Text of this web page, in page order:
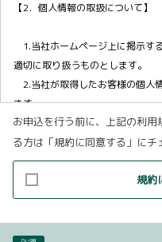
【2．個人情報の取扱について】
1.当社ホームページ上に掲示す
適切に取り扱うものとします。
2.当社が取得したお客様の個人
ます。
(1)お客様リクエストに対応す
連絡
(2)お客様から照会があった場
(3)お客様に不利益を与えない
（電子メール、電話、郵送による
(5)商品の企画・開発あるいはお
お申込を行う前に、上記の利
る方は「規約に同意する」にチ
規約